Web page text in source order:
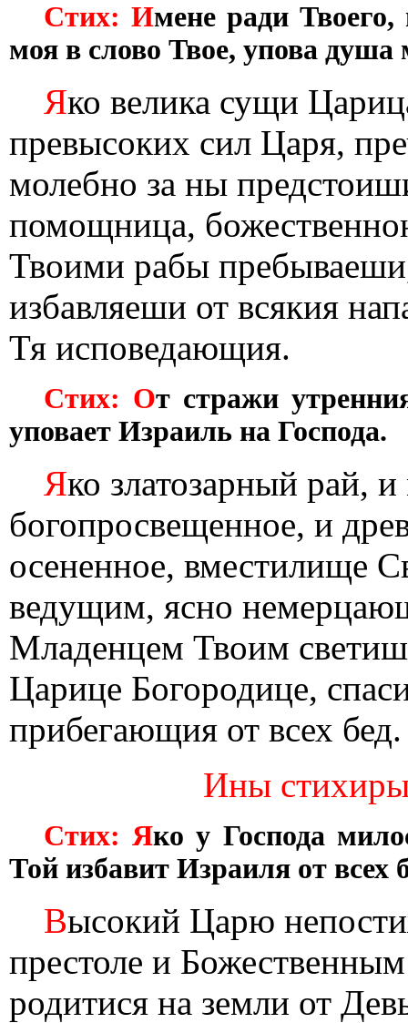
Стих: Имене ради
моя в слово Твое, упова душа
Яко велика сущи
превысоких сил Царя,
молебно за ны
помощница,
Твоими рабы
избавляеши от всякия
Тя исповедающия.
Стих: От стражи
уповает Израиль на Господа.
Яко златозарный рай,
богопросвещенное, и
осененное, вместилище
ведущим, ясно
Младенцем Твоим
Царице Богородице,
прибегающия от всех бед.
Ины стихиры
Стих: Яко у Господа
Той избавит Израиля от всех
Высокий Царю
престоле и
родитися на земли от